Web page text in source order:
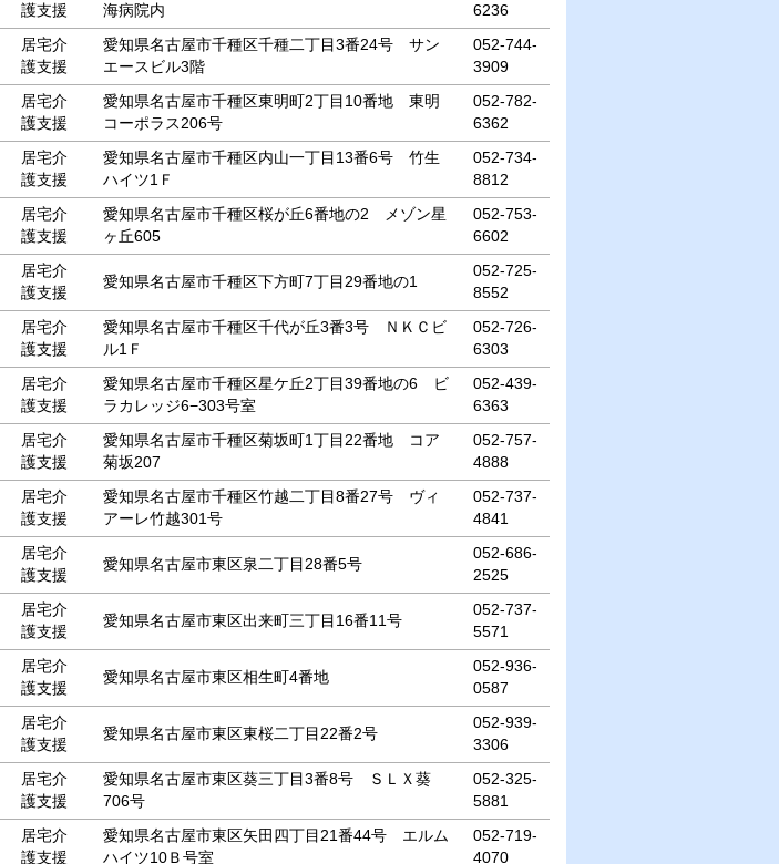
護支援
海病院内
6236
居宅介
護支援
愛知県名古屋市千種区千種二丁目3番24号 サン
エースビル3階
052-744-
3909
居宅介
護支援
愛知県名古屋市千種区東明町2丁目10番地 東明
コーポラス206号
052-782-
6362
居宅介
護支援
愛知県名古屋市千種区内山一丁目13番6号 竹生
ハイツ1Ｆ
052-734-
8812
居宅介
護支援
愛知県名古屋市千種区桜が丘6番地の2 メゾン星
ヶ丘605
052-753-
6602
居宅介
護支援
愛知県名古屋市千種区下方町7丁目29番地の1
052-725-
8552
居宅介
護支援
愛知県名古屋市千種区千代が丘3番3号 ＮＫＣビ
ル1Ｆ
052-726-
6303
居宅介
護支援
愛知県名古屋市千種区星ケ丘2丁目39番地の6 ビ
ラカレッジ6−303号室
052-439-
6363
居宅介
護支援
愛知県名古屋市千種区菊坂町1丁目22番地 コア
菊坂207
052-757-
4888
居宅介
護支援
愛知県名古屋市千種区竹越二丁目8番27号 ヴィ
アーレ竹越301号
052-737-
4841
居宅介
護支援
愛知県名古屋市東区泉二丁目28番5号
052-686-
2525
居宅介
護支援
愛知県名古屋市東区出来町三丁目16番11号
052-737-
5571
居宅介
護支援
愛知県名古屋市東区相生町4番地
052-936-
0587
居宅介
護支援
愛知県名古屋市東区東桜二丁目22番2号
052-939-
3306
居宅介
護支援
愛知県名古屋市東区葵三丁目3番8号 ＳＬＸ葵
706号
052-325-
5881
居宅介
護支援
愛知県名古屋市東区矢田四丁目21番44号 エルム
ハイツ10Ｂ号室
052-719-
4070